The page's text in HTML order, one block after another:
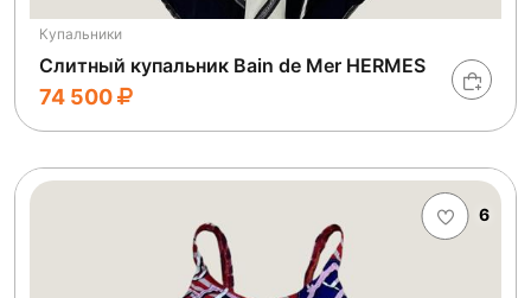
Купальники
Слитный купальник Bain de Mer HERMES
74 500
6